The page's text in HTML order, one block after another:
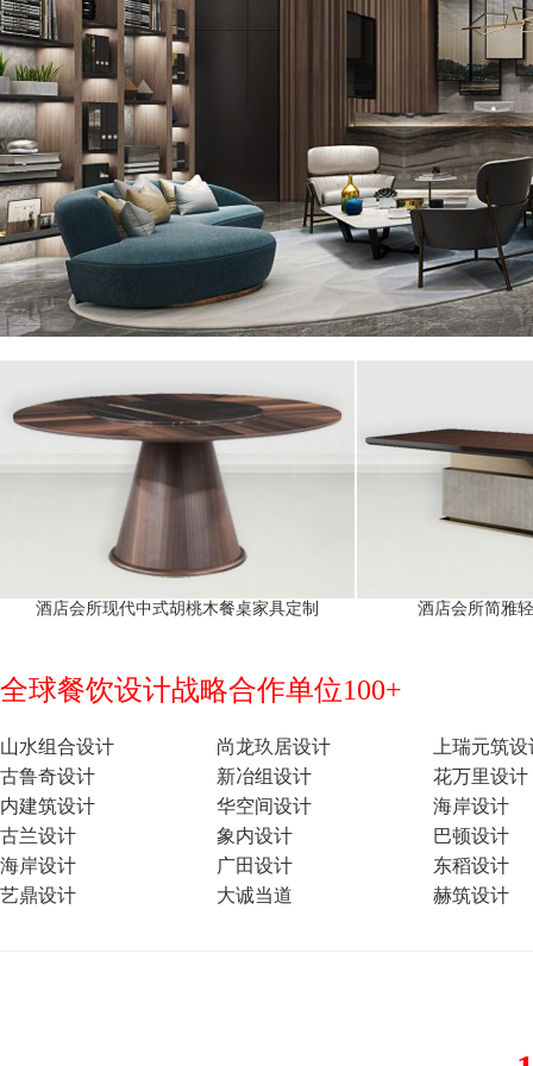
酒店会所现代中式胡桃木餐桌家具定制 酒店会所简雅
全球餐饮设计战略合作单位100+
山水组合设计 尚龙玖居设计
上瑞元筑
古鲁奇设计
新冶组设计
花万里设计
内建筑设计
华空间设计
海岸设计
古兰设计
象内设计
巴顿设计
海岸设计
广田设计
东稻设计
艺鼎设计
大诚当道 赫筑设计